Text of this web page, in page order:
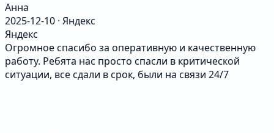
Анна
2025-12-10 · Яндекс
Яндекс
Огромное спасибо за оперативную и качественную
работу. Ребята нас просто спасли в критической
ситуации, все сдали в срок, были на связи 24/7